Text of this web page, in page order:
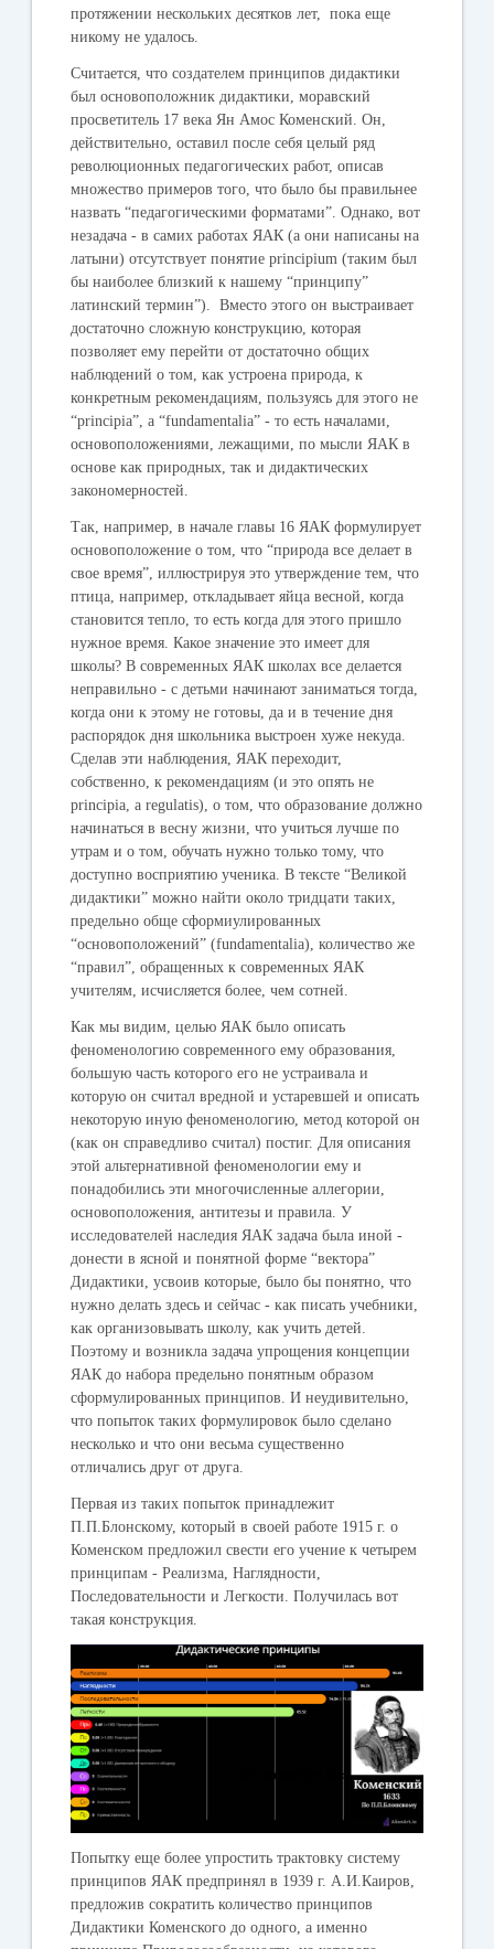
протяжении нескольких десятков лет, пока еще
никому не удалось.
Считается, что создателем принципов дидактики
был основоположник дидактики, моравский
просветитель 17 века Ян Амос Коменский. Он,
действительно, оставил после себя целый ряд
революционных педагогических работ, описав
множество примеров того, что было бы правильнее
назвать “педагогическими форматами”. Однако, вот
незадача - в самих работах ЯАК (а они написаны на
латыни) отсутствует понятие principium (таким был
бы наиболее близкий к нашему “принципу”
латинский термин”). Вместо этого он выстраивает
достаточно сложную конструкцию, которая
позволяет ему перейти от достаточно общих
наблюдений о том, как устроена природа, к
конкретным рекомендациям, пользуясь для этого не
“principia”, а “fundamentalia” - то есть началами,
основоположениями, лежащими, по мысли ЯАК в
основе как природных, так и дидактических
закономерностей.
Так, например, в начале главы 16 ЯАК формулирует
основоположение о том, что “природа все делает в
свое время”, иллюстрируя это утверждение тем, что
птица, например, откладывает яйца весной, когда
становится тепло, то есть когда для этого пришло
нужное время. Какое значение это имеет для
школы? В современных ЯАК школах все делается
неправильно - с детьми начинают заниматься тогда,
когда они к этому не готовы, да и в течение дня
распорядок дня школьника выстроен хуже некуда.
Сделав эти наблюдения, ЯАК переходит,
собственно, к рекомендациям (и это опять не
principia, а regulatis), о том, что образование должно
начинаться в весну жизни, что учиться лучше по
утрам и о том, обучать нужно только тому, что
доступно восприятию ученика. В тексте “Великой
дидактики” можно найти около тридцати таких,
предельно обще сформиулированных
“основоположений” (fundamentalia), количество же
“правил”, обращенных к современных ЯАК
учителям, исчисляется более, чем сотней.
Как мы видим, целью ЯАК было описать
феноменологию современного ему образования,
большую часть которого его не устраивала и
которую он считал вредной и устаревшей и описать
некоторую иную феноменологию, метод которой он
(как он справедливо считал) постиг. Для описания
этой альтернативной феноменологии ему и
понадобились эти многочисленные аллегории,
основоположения, антитезы и правила. У
исследователей наследия ЯАК задача была иной -
донести в ясной и понятной форме “вектора”
Дидактики, усвоив которые, было бы понятно, что
нужно делать здесь и сейчас - как писать учебники,
как организовывать школу, как учить детей.
Поэтому и возникла задача упрощения концепции
ЯАК до набора предельно понятным образом
сформулированных принципов. И неудивительно,
что попыток таких формулировок было сделано
несколько и что они весьма существенно
отличались друг от друга.
Первая из таких попыток принадлежит
П.П.Блонскому, который в своей работе 1915 г. о
Коменском предложил свести его учение к четырем
принципам - Реализма, Наглядности,
Последовательности и Легкости. Получилась вот
такая конструкция.
Попытку еще более упростить трактовку систему
принципов ЯАК предпринял в 1939 г. А.И.Каиров,
предложив сократить количество принципов
Дидактики Коменского до одного, а именно